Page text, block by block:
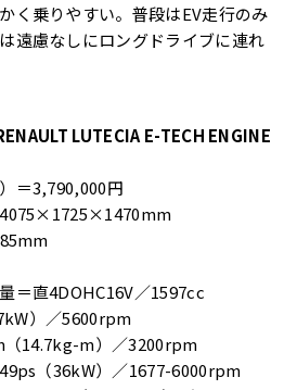
く乗りやすい。普段はEV走行のみ
遠慮なしにロングドライブに連れ
LUTECIA E-TECH ENGINE
＝3,790,000円
＝直4DOHC16V／1597cc
）／5600rpm
14.7kg-m）／3200rpm
（36kW）／1677-6000rpm